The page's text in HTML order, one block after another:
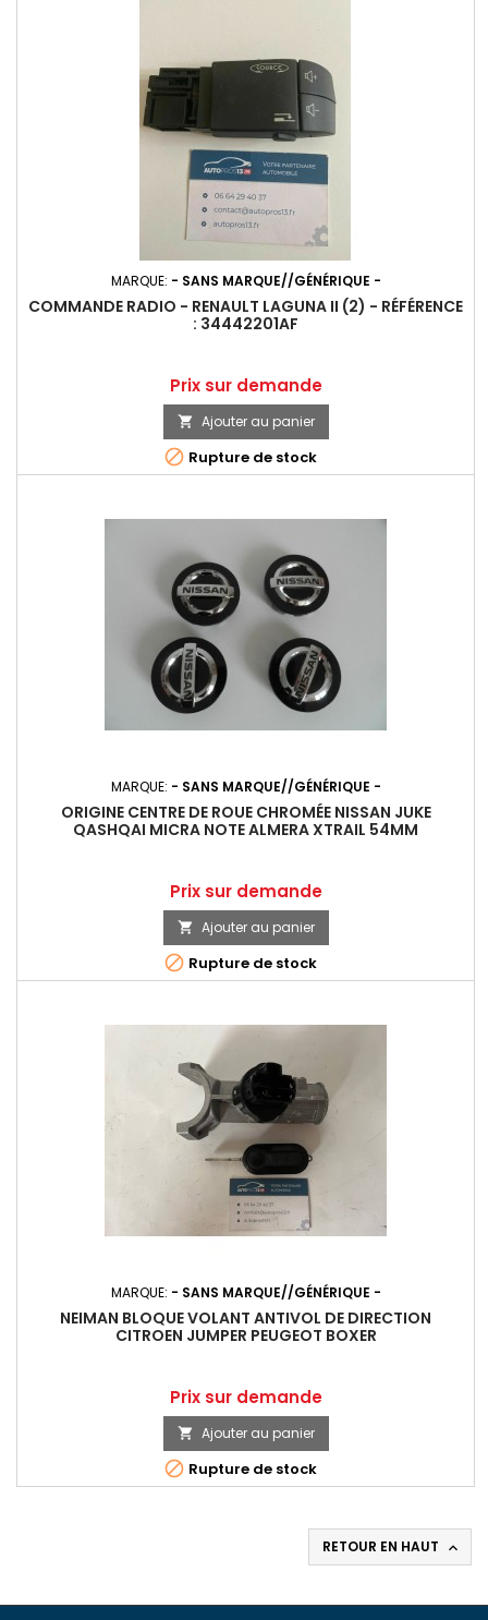
MARQUE: - SANS MARQUE//GÉNÉRIQUE -
COMMANDE RADIO - RENAULT LAGUNA II (2) - RÉFÉRENCE
: 34442201AF
Prix
Prix sur demande
 Ajouter au panier
 Rupture de stock
MARQUE: - SANS MARQUE//GÉNÉRIQUE -
ORIGINE CENTRE DE ROUE CHROMÉE NISSAN JUKE
QASHQAI MICRA NOTE ALMERA XTRAIL 54MM
Prix
Prix sur demande
 Ajouter au panier
 Rupture de stock
MARQUE: - SANS MARQUE//GÉNÉRIQUE -
NEIMAN BLOQUE VOLANT ANTIVOL DE DIRECTION
CITROEN JUMPER PEUGEOT BOXER
Prix
Prix sur demande
 Ajouter au panier
 Rupture de stock
RETOUR EN HAUT 